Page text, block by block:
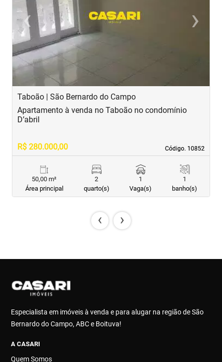
‹Previous ›
Next
Taboão | São Bernardo do Campo
Código. 10852
Código. 10852
Apartamento à venda no Taboão no condomínio
D’abril
R$ 280.000,00
50,00 m²
Área principal
2
quarto(s)
1
Vaga(s)
1
banho(s)
‹ ›
Especialista em imóveis à venda e para alugar na região de São
Bernardo do Campo, ABC e Boituva!
A CASARI
Quem Somos